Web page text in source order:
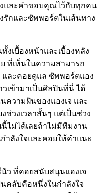
และคำขอบคุณไว้กับทุกคน
รักและซัพพอร์ตในเส้นทาง
งเบื้องหน้าและเบื้องหลัง
ที่เห็นในความสามารถ
และคอยดูแล ซัพพอร์ตแอง
วเข้ามาเป็นศิลปินที่นี่ ได้
ความฝันของแองเจ และ
งช่วงเวลาสั้นๆ แต่เป็นช่วง
ไม่ได้เลยถ้าไม่มีทีมงาน
ำลังใจและคอยให้คำแนะ
ว ที่คอยสนับสนุนแองเจ
นคลับคือหนึ่งในกำลังใจ